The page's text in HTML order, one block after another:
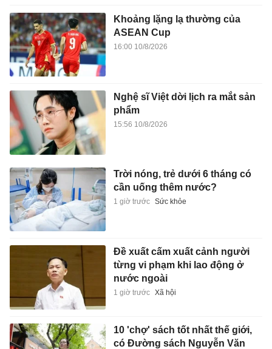
Khoảng lặng lạ thường của
ASEAN Cup
16:00 10/8/2026
Nghệ sĩ Việt dời lịch ra mắt sản
phẩm
15:56 10/8/2026
Trời nóng, trẻ dưới 6 tháng có
cần uống thêm nước?
1 giờ trước Sức khỏe
Đề xuất cấm xuất cảnh người
từng vi phạm khi lao động ở
nước ngoài
1 giờ trước Xã hội
10 'chợ' sách tốt nhất thế giới,
có Đường sách Nguyễn Văn